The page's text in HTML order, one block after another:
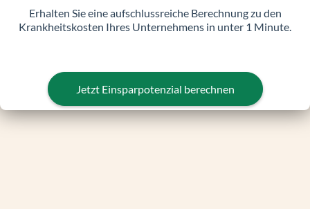
Erhalten Sie eine aufschlussreiche Berechnung zu den
Krankheitskosten Ihres Unternehmens in unter 1 Minute.
Jetzt Einsparpotenzial berechnen